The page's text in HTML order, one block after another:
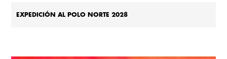
EXPEDICIÓN AL POLO NORTE 2028